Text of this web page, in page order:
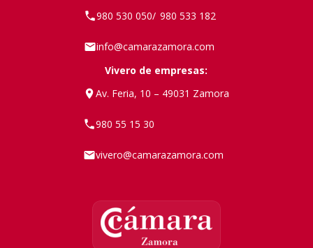
980 530 050/ 980 533 182
info@camarazamora.com
Vivero de empresas:
Av. Feria, 10 – 49031 Zamora
980 55 15 30
vivero@camarazamora.com